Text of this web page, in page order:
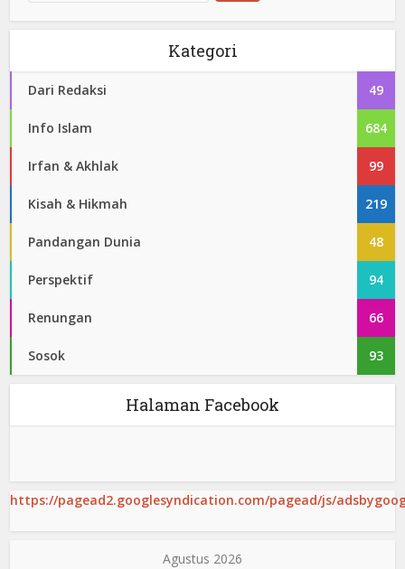
Kategori
Dari Redaksi 49
Info Islam 684
Irfan & Akhlak 99
Kisah & Hikmah 219
Pandangan Dunia 48
Perspektif 94
Renungan 66
Sosok 93
Halaman Facebook
https://pagead2.googlesyndication.com/pagead/js/
Agustus 2026